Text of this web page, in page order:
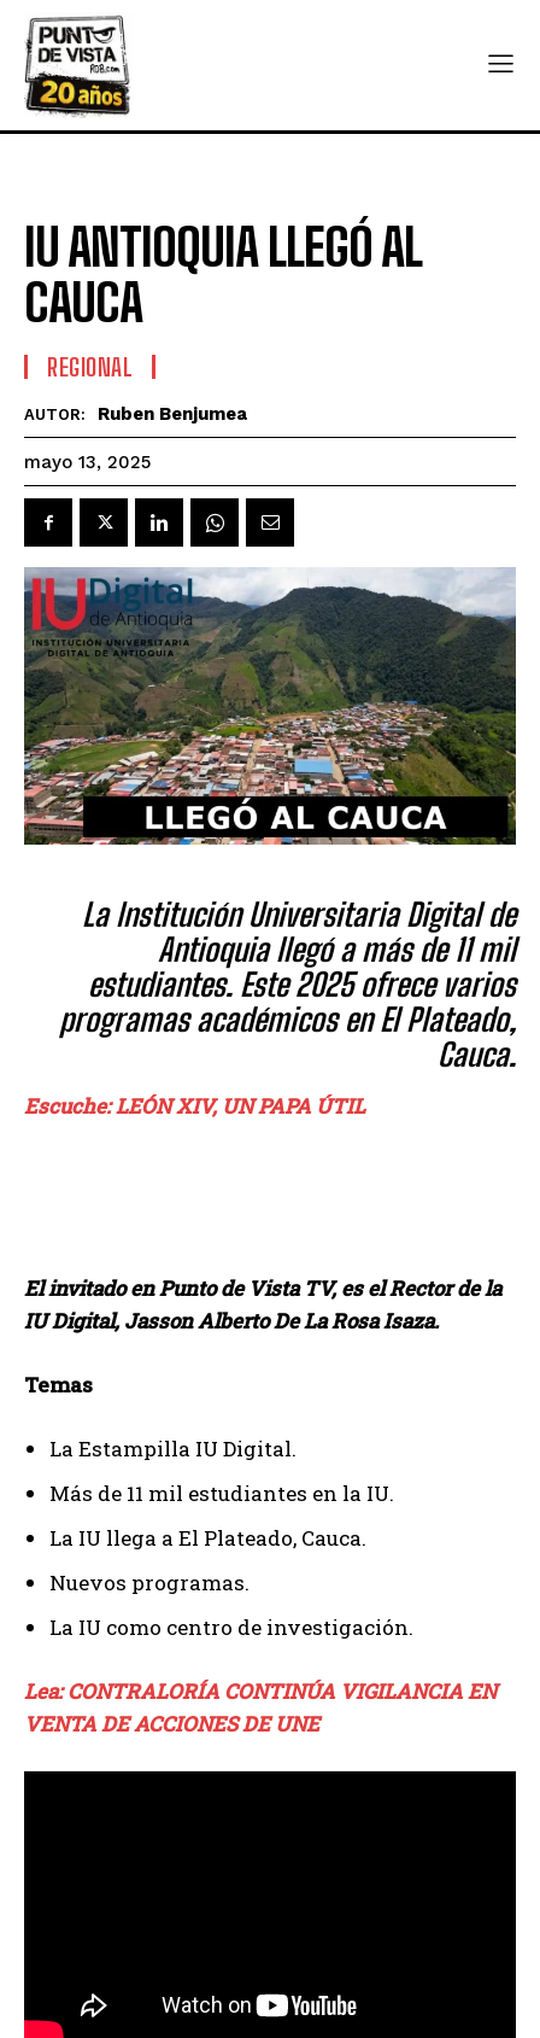
IU ANTIOQUIA LLEGÓ AL
CAUCA
REGIONAL
AUTOR: Ruben Benjumea
mayo 13, 2025
La Institución Universitaria Digital de
Antioquia llegó a más de 11 mil
estudiantes. Este 2025 ofrece varios
programas académicos en El Plateado,
Cauca.
Escuche: LEÓN XIV, UN PAPA ÚTIL
El invitado en Punto de Vista TV, es el Rector de la
IU Digital, Jasson Alberto De La Rosa Isaza.
Temas
La Estampilla IU Digital.
Más de 11 mil estudiantes en la IU.
La IU llega a El Plateado, Cauca.
Nuevos programas.
La IU como centro de investigación.
Lea: CONTRALORÍA CONTINÚA VIGILANCIA EN
VENTA DE ACCIONES DE UNE